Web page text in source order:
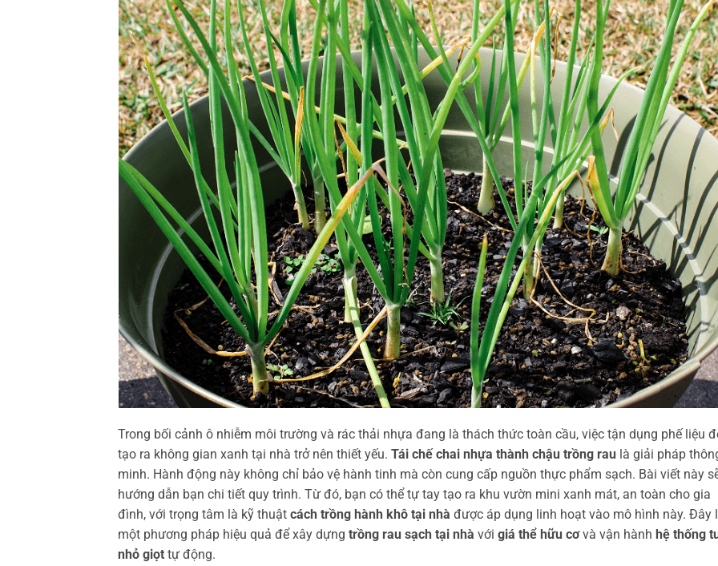
Trong bối cảnh ô nhiễm môi trường và rác thải nhựa đang là thách thức toàn cầu, việc tận dụng phế liệu
tạo ra không gian xanh tại nhà trở nên thiết yếu. Tái chế chai nhựa thành chậu trồng rau là giải pháp
minh. Hành động này không chỉ bảo vệ hành tinh mà còn cung cấp nguồn thực phẩm sạch. Bài viết này
hướng dẫn bạn chi tiết quy trình. Từ đó, bạn có thể tự tay tạo ra khu vườn mini xanh mát, an toàn cho gia
đình, với trọng tâm là kỹ thuật cách trồng hành khô tại nhà được áp dụng linh hoạt vào mô hình này. Đây
một phương pháp hiệu quả để xây dựng trồng rau sạch tại nhà với giá thể hữu cơvà vận hành hệ thống
nhỏ giọt tự động.